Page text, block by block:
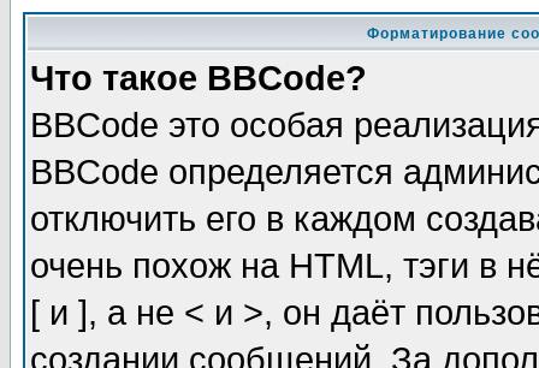
Форматирование
Что такое BBCode?
BBCode это особая
BBCode определяется
отключить его в каждом
очень похож на HTML, тэги в
[ и ], а не < и >, он даёт
создании сообщений. За